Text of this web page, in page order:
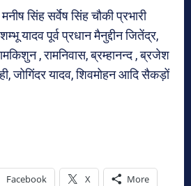
सिंह सर्वेष सिंह चौकी प्रभारी
यादव पूर्व प्रधान मैनुद्दीन जितेंद्र,
, रामनिवास, ब्रम्हानन्द , ब्रजेश
जोगिंदर यादव, शिवमोहन आदि सैकड़ों
Facebook X More